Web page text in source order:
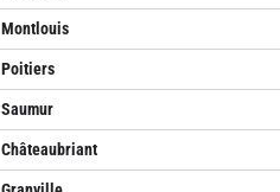
Montlouis
Poitiers
Saumur
Châteaubriant